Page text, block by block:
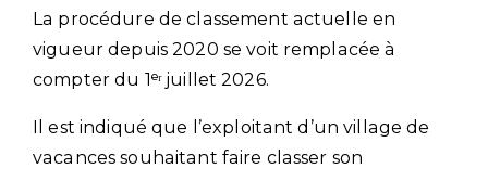
La procédure de classement actuelle en
vigueur depuis 2020 se voit remplacée à
compter du 1ᵉʳ juillet 2026.
Il est indiqué que l’exploitant d’un village de
vacances souhaitant faire classer son